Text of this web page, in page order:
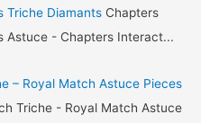
Triche Diamants Chapters
Astuce - Chapters Interact...
– Royal Match Astuce Pieces
Triche - Royal Match Astuce